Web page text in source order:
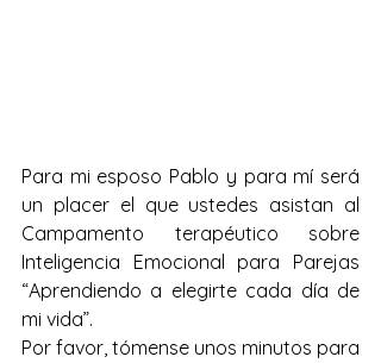
Para mi esposo Pablo y para mí será
un placer el que ustedes asistan al
Campamento terapéutico sobre
Inteligencia Emocional para Parejas
“Aprendiendo a elegirte cada día de
mi vida”.
Por favor, tómense unos minutos para